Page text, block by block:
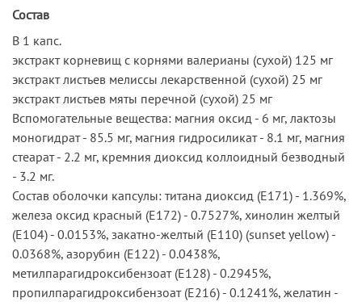
Состав
В 1 капс.
экстракт корневищ с корнями валерианы (сухой) 125 мг
экстракт листьев мелиссы лекарственной (сухой) 25 мг
экстракт листьев мяты перечной (сухой) 25 мг
Вспомогательные вещества: магния оксид - 6 мг, лактозы
моногидрат - 85.5 мг, магния гидросиликат - 8.1 мг, магния
стеарат - 2.2 мг, кремния диоксид коллоидный безводный
- 3.2 мг.
Состав оболочки капсулы: титана диоксид (Е171) - 1.369%,
железа оксид красный (Е172) - 0.7527%, хинолин желтый
(Е104) - 0.0153%, закатно-желтый (Е110) (sunset yellow) -
0.0368%, азорубин (E122) - 0.0438%,
метилпарагидроксибензоат (E128) - 0.2945%,
пропилпарагидроксибензоат (E216) - 0.1241%, желатин -